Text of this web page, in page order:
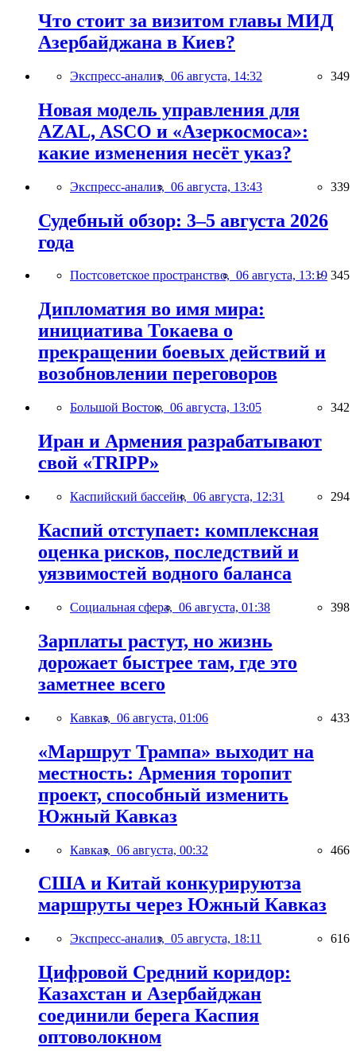
Что стоит за визитом главы МИД
Азербайджана в Киев?
Экспресс-анализ, 06 августа, 14:32 349
Новая модель управления для
AZAL, ASCO и «Азеркосмоса»:
какие изменения несёт указ?
Экспресс-анализ, 06 августа, 13:43 339
Судебный обзор: 3–5 августа 2026
года
Постсоветское пространство, 06 августа, 13:19 345
Дипломатия во имя мира:
инициатива Токаева о
прекращении боевых действий и
возобновлении переговоров
Большой Восток, 06 августа, 13:05 342
Иран и Армения разрабатывают
свой «TRIPP»
Каспийский бассейн, 06 августа, 12:31 294
Каспий отступает: комплексная
оценка рисков, последствий и
уязвимостей водного баланса
Социальная сфера, 06 августа, 01:38 398
Зарплаты растут, но жизнь
дорожает быстрее там, где это
заметнее всего
Кавказ, 06 августа, 01:06 433
«Маршрут Трампа» выходит на
местность: Армения торопит
проект, способный изменить
Южный Кавказ
Кавказ, 06 августа, 00:32 466
США и Китай конкурируютза
маршруты через Южный Кавказ
Экспресс-анализ, 05 августа, 18:11 616
Цифровой Средний коридор:
Казахстан и Азербайджан
соединили берега Каспия
оптоволокном